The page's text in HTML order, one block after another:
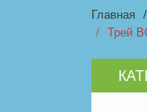
Главная
Трей